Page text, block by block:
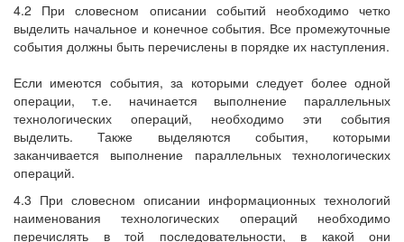
4.2 При словесном описании событий необходимо четко
выделить начальное и конечное события. Все промежуточные
события должны быть перечислены в порядке их наступления.
Если имеются события, за которыми следует более одной
операции, т.е. начинается выполнение параллельных
технологических операций, необходимо эти события
выделить. Также выделяются события, которыми
заканчивается выполнение параллельных технологических
операций.
4.3 При словесном описании информационных технологий
наименования технологических операций необходимо
перечислять в той последовательности, в какой они